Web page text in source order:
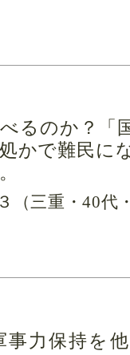
るのか？「
かで難民に
（三重・40代
事力保持を